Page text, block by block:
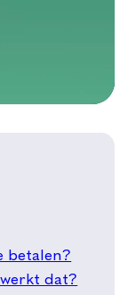
betalen?
dat?